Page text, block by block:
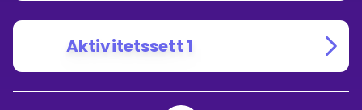
Aktivitetssett 1